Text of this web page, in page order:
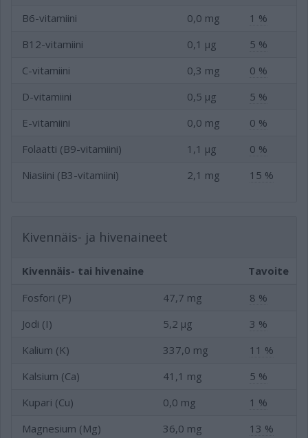
B6-vitamiini
0,0 mg
1 %
B12-vitamiini
0,1 µg
5 %
C-vitamiini
0,3 mg
0 %
D-vitamiini
0,5 µg
5 %
E-vitamiini
0,0 mg
0 %
Folaatti (B9-vitamiini)
1,1 µg
0 %
Niasiini (B3-vitamiini)
2,1 mg 15 %
Kivennäis- ja hivenaineet
Kivennäis- tai hivenaine
Tavoite
Fosfori (P)
47,7 mg
8 %
Jodi (I)
5,2 µg
3 %
Kalium (K)
337,0 mg
11 %
Kalsium (Ca)
41,1 mg
5 %
Kupari (Cu)
0,0 mg
1 %
Magnesium (Mg)
36,0 mg
13 %